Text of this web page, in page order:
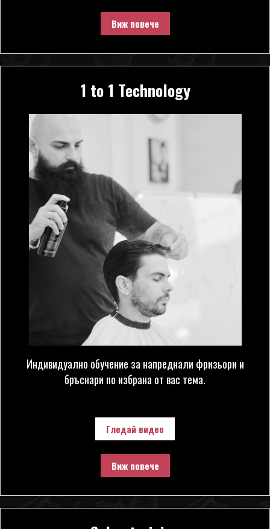
Виж повече
1 to 1 Technology
Индивидуално обучение за напреднали фризьори и
бръснари по избрана от вас тема.
Гледай видео
Виж повече